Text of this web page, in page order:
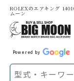
ROLEXのエアキング
ムーン
Powered by